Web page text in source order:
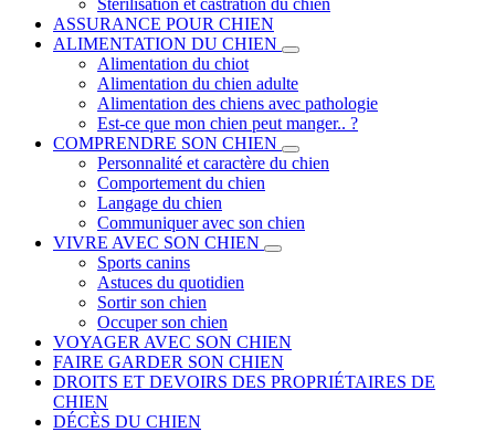
Stérilisation et castration du chien
ASSURANCE POUR CHIEN
ALIMENTATION DU CHIEN
Alimentation du chiot
Alimentation du chien adulte
Alimentation des chiens avec pathologie
Est-ce que mon chien peut manger.. ?
COMPRENDRE SON CHIEN
Personnalité et caractère du chien
Comportement du chien
Langage du chien
Communiquer avec son chien
VIVRE AVEC SON CHIEN
Sports canins
Astuces du quotidien
Sortir son chien
Occuper son chien
VOYAGER AVEC SON CHIEN
FAIRE GARDER SON CHIEN
DROITS ET DEVOIRS DES PROPRIÉTAIRES DE
CHIEN
DÉCÈS DU CHIEN